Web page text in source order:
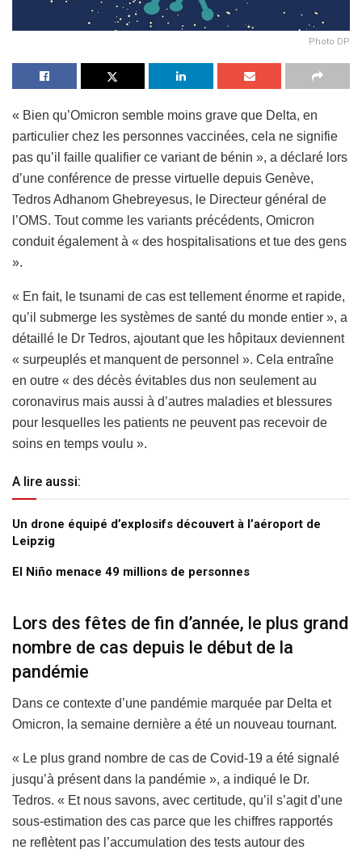
Photo DP
« Bien qu’Omicron semble moins grave que Delta, en
particulier chez les personnes vaccinées, cela ne signifie
pas qu’il faille qualifier ce variant de bénin », a déclaré lors
d’une conférence de presse virtuelle depuis Genève,
Tedros Adhanom Ghebreyesus, le Directeur général de
l’OMS. Tout comme les variants précédents, Omicron
conduit également à « des hospitalisations et tue des gens
».
« En fait, le tsunami de cas est tellement énorme et rapide,
qu’il submerge les systèmes de santé du monde entier », a
détaillé le Dr Tedros, ajoutant que les hôpitaux deviennent
« surpeuplés et manquent de personnel ». Cela entraîne
en outre « des décès évitables dus non seulement au
coronavirus mais aussi à d’autres maladies et blessures
pour lesquelles les patients ne peuvent pas recevoir de
soins en temps voulu ».
A lire aussi:
Un drone équipé d’explosifs découvert à l’aéroport de
Leipzig
El Niño menace 49 millions de personnes
Lors des fêtes de fin d’année, le plus grand
nombre de cas depuis le début de la
pandémie
Dans ce contexte d’une pandémie marquée par Delta et
Omicron, la semaine dernière a été un nouveau tournant.
« Le plus grand nombre de cas de Covid-19 a été signalé
jusqu’à présent dans la pandémie », a indiqué le Dr.
Tedros. « Et nous savons, avec certitude, qu’il s’agit d’une
sous-estimation des cas parce que les chiffres rapportés
ne reflètent pas l’accumulation des tests autour des